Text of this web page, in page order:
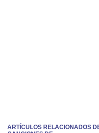
ARTÍCULOS RELACIONADOS